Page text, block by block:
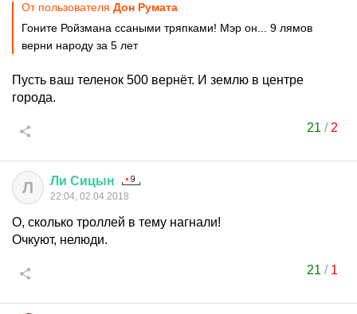
От пользователя Дон Руматa
Гоните Ройзмана ссаными тряпками! Мэр он... 9 лямов
верни народу за 5 лет
Пусть ваш теленок 500 вернёт. И землю в центре
города.
21 / 2
Л Ли Сицын
22:04, 02.04.2018
О, сколько троллей в тему нагнали!
Очкуют, нелюди.
21 / 1